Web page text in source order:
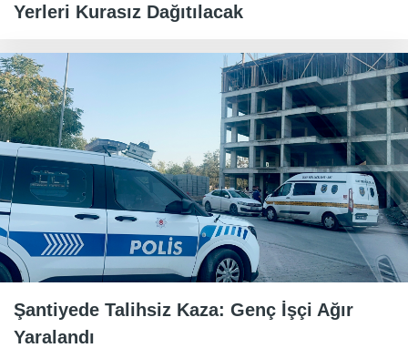
Yerleri Kurasız Dağıtılacak
Şantiyede Talihsiz Kaza: Genç İşçi Ağır
Yaralandı